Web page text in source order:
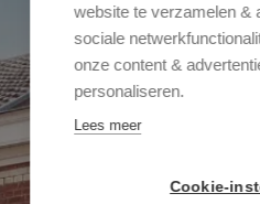
website te verzamelen &
sociale
onze content &
personaliseren.
Lees meer
Cookie-